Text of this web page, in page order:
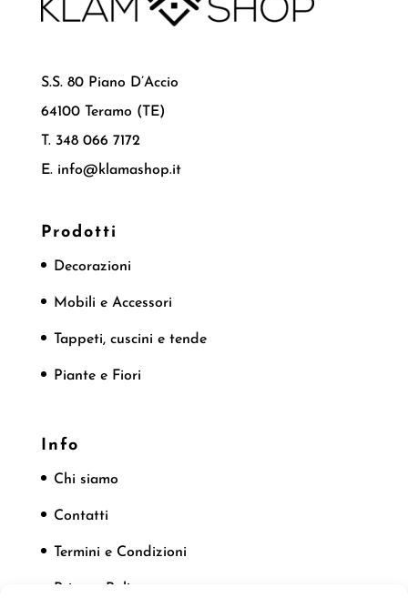
S.S. 80 Piano D’Accio
64100 Teramo (TE)
T. 348 066 7172
E. info@klamashop.it
Prodotti
Decorazioni
Mobili e Accessori
Tappeti, cuscini e tende
Piante e Fiori
Info
Chi siamo
Contatti
Termini e Condizioni
Privacy Policy